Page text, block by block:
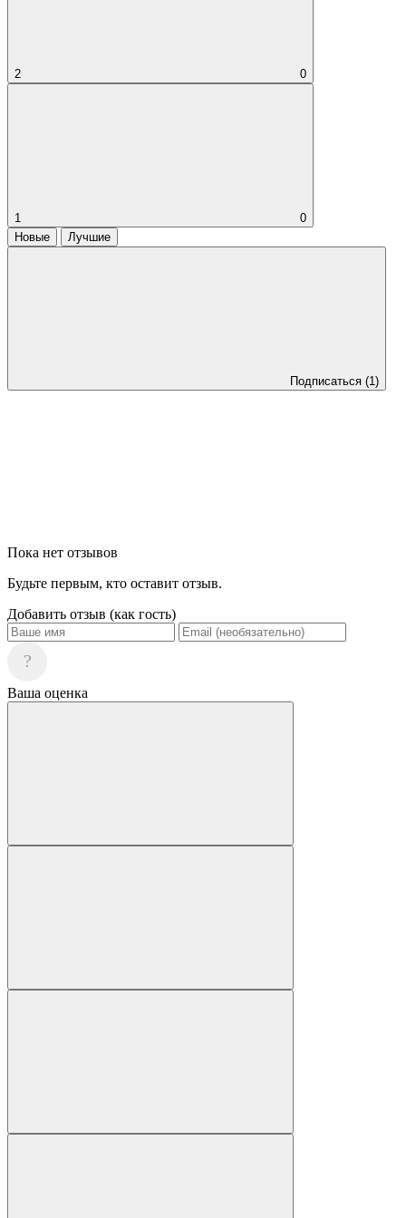
2 0
1
0
Новые
Лучшие
Подписаться (1)
Пока нет отзывов
Будьте первым, кто оставит отзыв.
Добавить отзыв (как гость)
?
Ваша оценка